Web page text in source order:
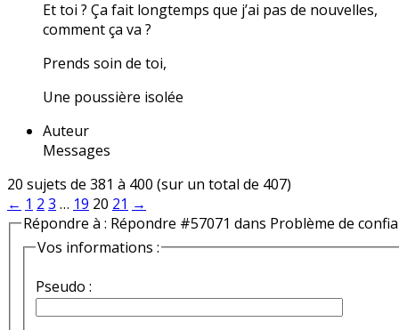
Et toi ? Ça fait longtemps que j’ai pas de nouvelles,
comment ça va ?
Prends soin de toi,
Une poussière isolée
Auteur
Messages
20 sujets de 381 à 400 (sur un total de 407)
← 1 2 3 … 19 20 21 →
Répondre à : Répondre #57071 dans Problème de
Vos informations :
Pseudo :